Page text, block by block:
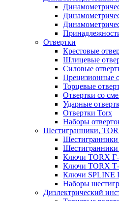
Отвертки
Крестовые
Шлицевые
Силовые
Прецизионные
Торцевые
Отвертки со
Ударные
Отвертки Torx
Наборы
Шестигранники,
Шестигранники
Ключи TORX Г-
Ключи TORX Т-
Ключи SPLINE
Наборы
Диэлектрический